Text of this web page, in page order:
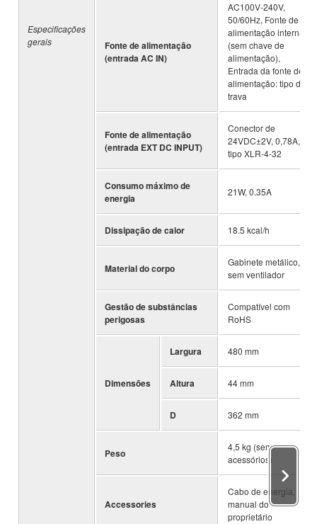
Especificações
gerais
Fonte de alimentação
(entrada AC IN)
AC100V-240V,
50/60Hz, Fonte de
alimentação interna
(sem chave de
alimentação),
Entrada da fonte de
alimentação: tipo de
trava
Fonte de alimentação
(entrada EXT DC INPUT)
Conector de
24VDC±2V, 0,78A,
tipo XLR-4-32
Consumo máximo de
energia
21W, 0.35A
Dissipação de calor 18.5 kcal/h
Material do corpo
Gabinete metálico,
sem ventilador
Gestão de substâncias
perigosas
Compatível com
RoHS
Dimensões
Largura 480 mm
Altura 44 mm
D 362 mm
Peso
4,5 kg (sem
acessórios)
Accessories
Cabo de energia,
manual do
proprietário